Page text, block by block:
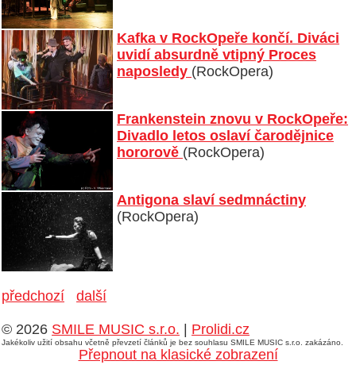
Kafka v RockOpeře končí. Diváci
uvidí absurdně vtipný Proces
naposledy (RockOpera)
Frankenstein znovu v RockOpeře:
Divadlo letos oslaví čarodějnice
hororově (RockOpera)
Antigona slaví sedmnáctiny
(RockOpera)
předchozí další
© 2026 SMILE MUSIC s.r.o. Prolidi.cz
Jakékoliv užití obsahu včetně převzetí článků je bez souhlasu SMILE MUSIC s.r.o. zakázáno.
Přepnout na klasické zobrazení